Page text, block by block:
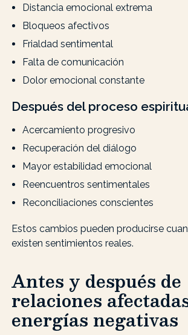
Distancia emocional extrema
Bloqueos afectivos
Frialdad sentimental
Falta de comunicación
Dolor emocional constante
Después del proceso
Acercamiento progresivo
Recuperación del diálogo
Mayor estabilidad emocional
Reencuentros sentimentales
Reconciliaciones conscientes
Estos cambios pueden producirse
existen sentimientos reales.
Antes y después de
relaciones
energías negativas